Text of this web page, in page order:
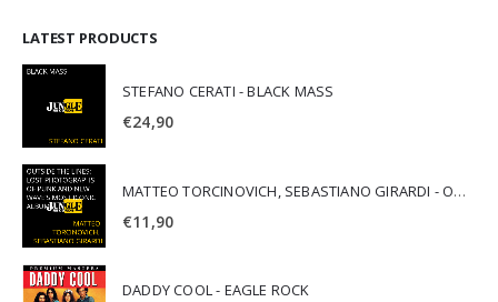
LATEST PRODUCTS
STEFANO CERATI - BLACK MASS
€24,90
MATTEO TORCINOVICH, SEBASTIANO GIRARDI - OUTSIDE THE LINES: LOST PHOTOGRAPHS OF PUNK AND NEW WAVE'S MOST ICONIC ALBUMS
€11,90
DADDY COOL - EAGLE ROCK